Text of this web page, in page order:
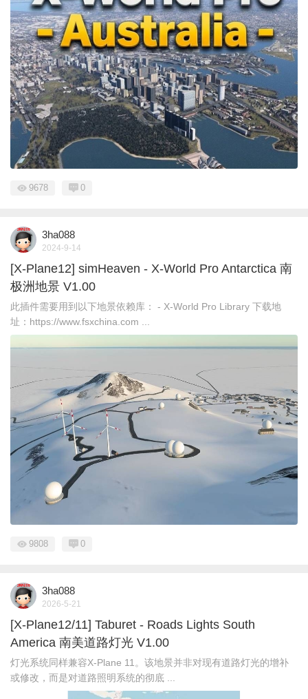
9678 0
3ha088
2024-9-14
[X-Plane12] simHeaven - X-World Pro Antarctica 南
极洲地景 V1.00
此插件需要用到以下地景依赖库： - X-World Pro Library 下载地
址：https://www.fsxchina.com ...
9808 0
3ha088
2026-5-21
[X-Plane12/11] Taburet - Roads Lights South
America 南美道路灯光 V1.00
灯光系统同样兼容X-Plane 11。该地景并非对现有道路灯光的增补
或修改，而是对道路照明系统的彻底 ...